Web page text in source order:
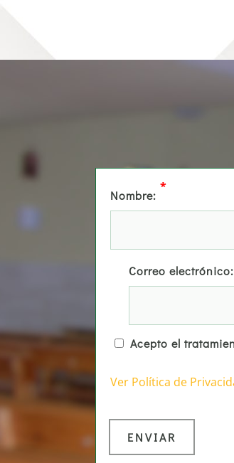
Nombre:
*
Correo electrónico:
Acepto el
Ver Política de